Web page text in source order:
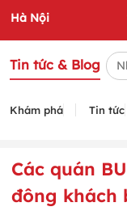
Tin tức & Blog
Khám phá Tin tức
Các quán
đông khách